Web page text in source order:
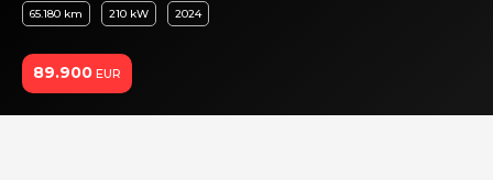
65.180 km 210 kW 2024
89.900 EUR